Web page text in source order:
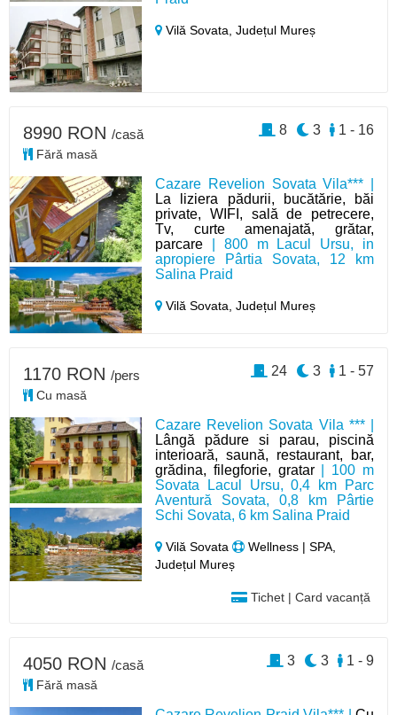
Vilă Sovata,Județul Mureș
Cazare Revelion Sovata Vila*** |
La liziera pădurii, bucătărie, băi
private, WIFI, sală de petrecere,
Tv, curte amenajată, grătar,
parcare | 800 m Lacul Ursu, in
apropiere Pârtia Sovata, 12 km
Salina Praid
Vilă Sovata,Județul Mureș
8990 RON /casă
Fără masă
1 - 16
3
8
Cazare Revelion Sovata Vila *** |
Lângă pădure si parau, piscină
interioară, saună, restaurant, bar,
grădina, filegforie, gratar| 100 m
Sovata Lacul Ursu, 0,4 km Parc
Aventură Sovata, 0,8 km Pârtie
Schi Sovata, 6 km Salina Praid
Vilă Sovata
Wellness | SPA,
Județul Mureș
Tichet | Card vacanță
1170 RON /pers
Cu masă
1 - 57
3
24
4050 RON /casă
Fără masă
1 - 9
3
3